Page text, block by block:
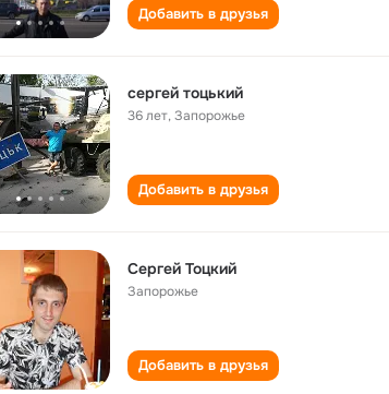
Добавить в друзья
cергей тоцький
36 лет,Запорожье
Добавить в друзья
Сергей Тоцкий
Запорожье
Добавить в друзья